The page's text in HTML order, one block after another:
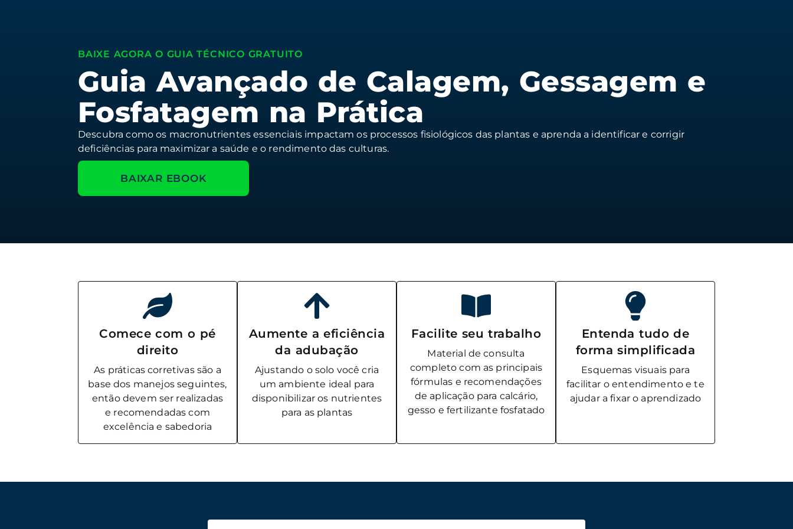
BAIXE AGORA O GUIA TÉCNICO GRATUITO
Guia Avançado d e Calagem, Gessa gem e
Fosfatagem na Prática​
Descubra como os macronutrientes essenciais impactam os processos fisiológicos das plantas e aprenda a identificar e corrigir
deficiências para maximizar a saúde e o rendimento das culturas.
BAIXAR EBOOK
Comece com o pé
direito
As práticas corretivas são a
base dos manejos seguintes,
então devem ser realizadas
e recomendadas com
excelência e sabedoria
Aumente a eficiência
da adubação
Ajustando o solo você cria
um ambiente ideal para
disponibilizar os nutrientes
para as plantas
Facilite seu trabalho
Material de consulta
completo com as principais
fórmulas e recomendações
de aplicação para calcário,
gesso e fertilizante fosfatado
Entenda tudo de
forma simplificada
Esquemas visuais para
facilitar o entendimento e te
ajudar a fixar o aprendizado